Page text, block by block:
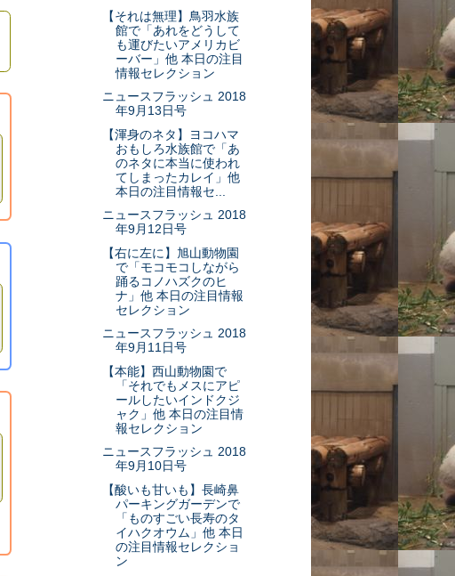
【それは無理】鳥羽水族
館で「あれをどうして
も運びたいアメリカビ
ーバー」他 本日の注目
情報セレクション
ニュースフラッシュ 2018
年9月13日号
【渾身のネタ】ヨコハマ
おもしろ水族館で「あ
のネタに本当に使われ
てしまったカレイ」他
本日の注目情報セ...
ニュースフラッシュ 2018
年9月12日号
【右に左に】旭山動物園
で「モコモコしながら
踊るコノハズクのヒ
ナ」他 本日の注目情報
セレクション
ニュースフラッシュ 2018
年9月11日号
【本能】西山動物園で
「それでもメスにアピ
ールしたいインドクジ
ャク」他 本日の注目情
報セレクション
ニュースフラッシュ 2018
年9月10日号
【酸いも甘いも】長崎鼻
パーキングガーデンで
「ものすごい長寿のタ
イハクオウム」他 本日
の注目情報セレクショ
ン